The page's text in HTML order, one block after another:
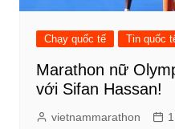
Chạy quốc tế Tin quốc
Marathon nữ
với Sifan Hassan!
vietnammarathon